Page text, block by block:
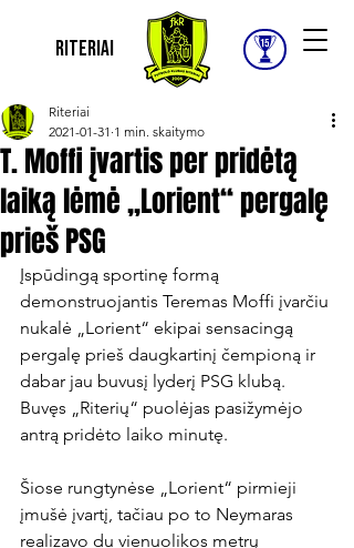
Riteriai
T. Moffi įvartis per pridėtą
laiką lėmė „Lorient“ pergalę
prieš PSG
Riteriai
2021-01-31 1 min. skaitymo
Įspūdingą sportinę formą
demonstruojantis Teremas Moffi įvarčiu
nukalė „Lorient“ ekipai sensacingą
pergalę prieš daugkartinį čempioną ir
dabar jau buvusį lyderį PSG klubą.
Buvęs „Riterių“ puolėjas pasižymėjo
antrą pridėto laiko minutę.
Šiose rungtynėse „Lorient“ pirmieji
įmušė įvartį, tačiau po to Neymaras
realizavo du vienuolikos metrų